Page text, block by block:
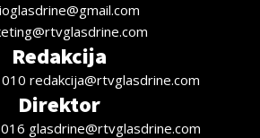
Redakcija
redakcija@rtvglasdrine.com
Direktor
glasdrine@rtvglasdrine.com